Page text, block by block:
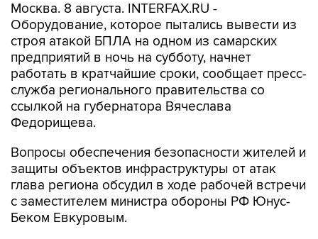
Москва. 8 августа. INTERFAX.RU -
Оборудование, которое пытались вывести из
строя атакой БПЛА на одном из самарских
предприятий в ночь на субботу, начнет
работать в кратчайшие сроки, сообщает пресс-
служба регионального правительства со
ссылкой на губернатора Вячеслава
Федорищева.
Вопросы обеспечения безопасности жителей и
защиты объектов инфраструктуры от атак
глава региона обсудил в ходе рабочей встречи
с заместителем министра обороны РФ Юнус-
Беком Евкуровым.